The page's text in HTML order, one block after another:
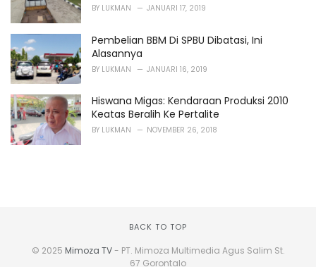
BY LUKMAN JANUARI 17, 2019
Pembelian BBM Di SPBU Dibatasi, Ini
Alasannya
BY LUKMAN JANUARI 16, 2019
Hiswana Migas: Kendaraan Produksi 2010
Keatas Beralih Ke Pertalite
BY LUKMAN NOVEMBER 26, 2018
BACK TO TOP
© 2025 Mimoza TV- PT. Mimoza Multimedia Agus Salim St.
67 Gorontalo